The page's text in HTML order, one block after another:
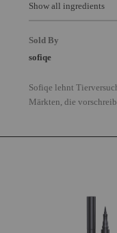
Show all ingredients
Sold By
sofiqe
Sofiqe lehnt
Märkten, die